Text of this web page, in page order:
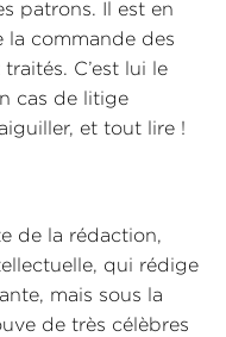
patrons. Il est en
la commande des
C’est lui le
cas de litige
et tout lire !
de la rédaction,
qui rédige
mais sous la
de très célèbres